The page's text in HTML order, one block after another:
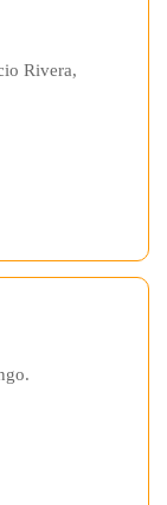
Rivera,